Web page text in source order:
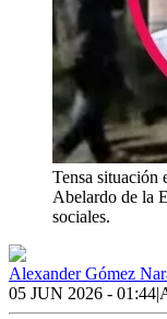
Tensa situación
Abelardo de la
sociales.
Alexander Gómez
05 JUN 2026 - 01:44|